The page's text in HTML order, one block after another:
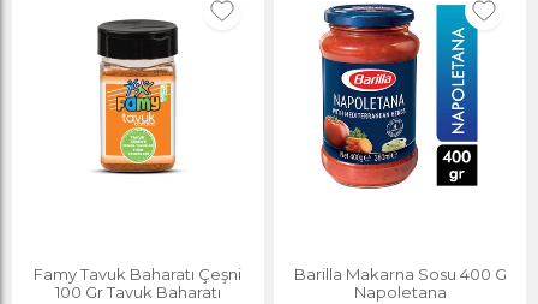
Famy Tavuk Baharatı Çeşni
100 Gr Tavuk Baharatı
Barilla Makarna Sosu 400 G
Napoletana